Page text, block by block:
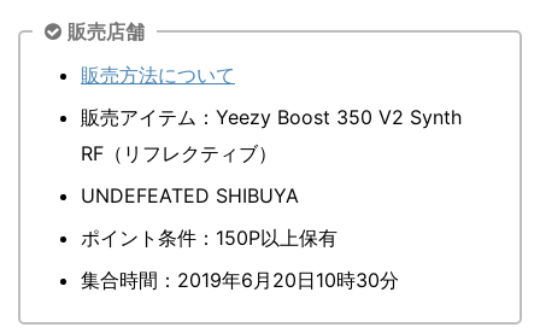
販売店舗
販売方法について
販売アイテム：Yeezy Boost 350 V2 Synth
RF（リフレクティブ）
UNDEFEATED SHIBUYA
ポイント条件：150P以上保有
集合時間：2019年6月20日10時30分